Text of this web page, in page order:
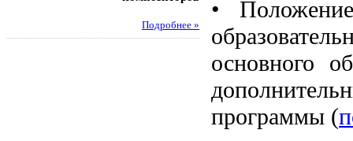
Подробнее »
подвиг
•
основного
программы (